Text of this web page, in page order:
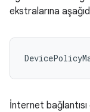
ekstralarına
İnternet